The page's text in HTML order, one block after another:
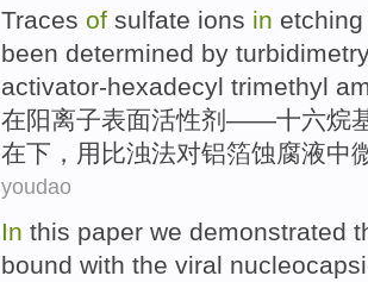
Traces of sulfate ions in etching
been determined by
activator-hexadecyl trimethyl
在阳离子表面活性剂——十六烷
在下， 用 比浊法对铝箔蚀腐液中
youdao
In this paper we demonstrated
bound with the viral